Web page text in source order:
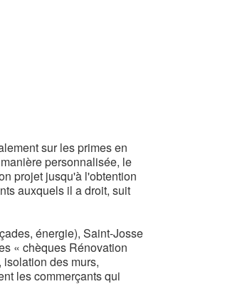
sur les primes en
personnalisée, le
projet jusqu'à l'obtention
auxquels il a droit, suit
énergie), Saint-Josse
« chèques Rénovation
des murs,
les commerçants qui